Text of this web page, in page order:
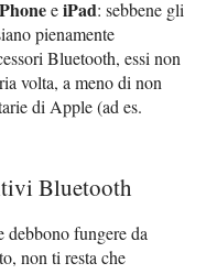
eiPad: sebbene gli
pienamente
Bluetooth, essi non
volta, a meno di non
di Apple (ad es.
Bluetooth
fungere da
non ti resta che